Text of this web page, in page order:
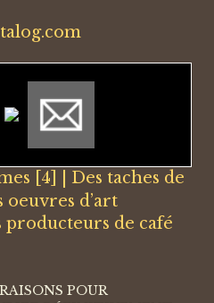
[4] | Des taches de
oeuvres d’art
producteurs de café
POUR